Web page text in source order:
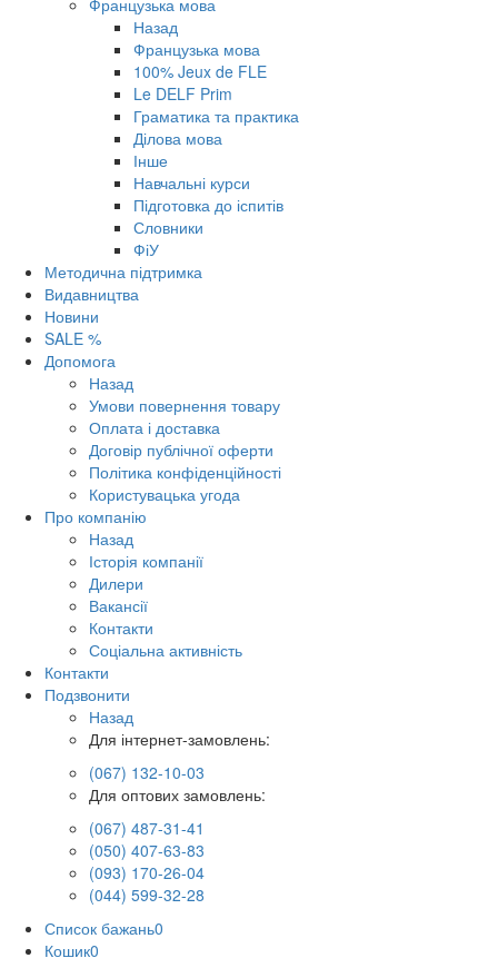
Французька мова
Назад
Французька мова
100% Jeux de FLE
Le DELF Prim
Граматика та практика
Ділова мова
Інше
Навчальні курси
Підготовка до іспитів
Словники
ФіУ
Методична підтримка
Видавництва
Новини
SALE %
Допомога
Назад
Умови повернення товару
Оплата і доставка
Договір публічної оферти
Політика конфіденційності
Користувацька угода
Про компанію
Назад
Історія компанії
Дилери
Вакансії
Контакти
Соціальна активність
Контакти
Подзвонити
Назад
Для інтернет-замовлень:
(067) 132-10-03
Для оптових замовлень:
(067) 487-31-41
(050) 407-63-83
(093) 170-26-04
(044) 599-32-28
Список бажань0
Кошик0